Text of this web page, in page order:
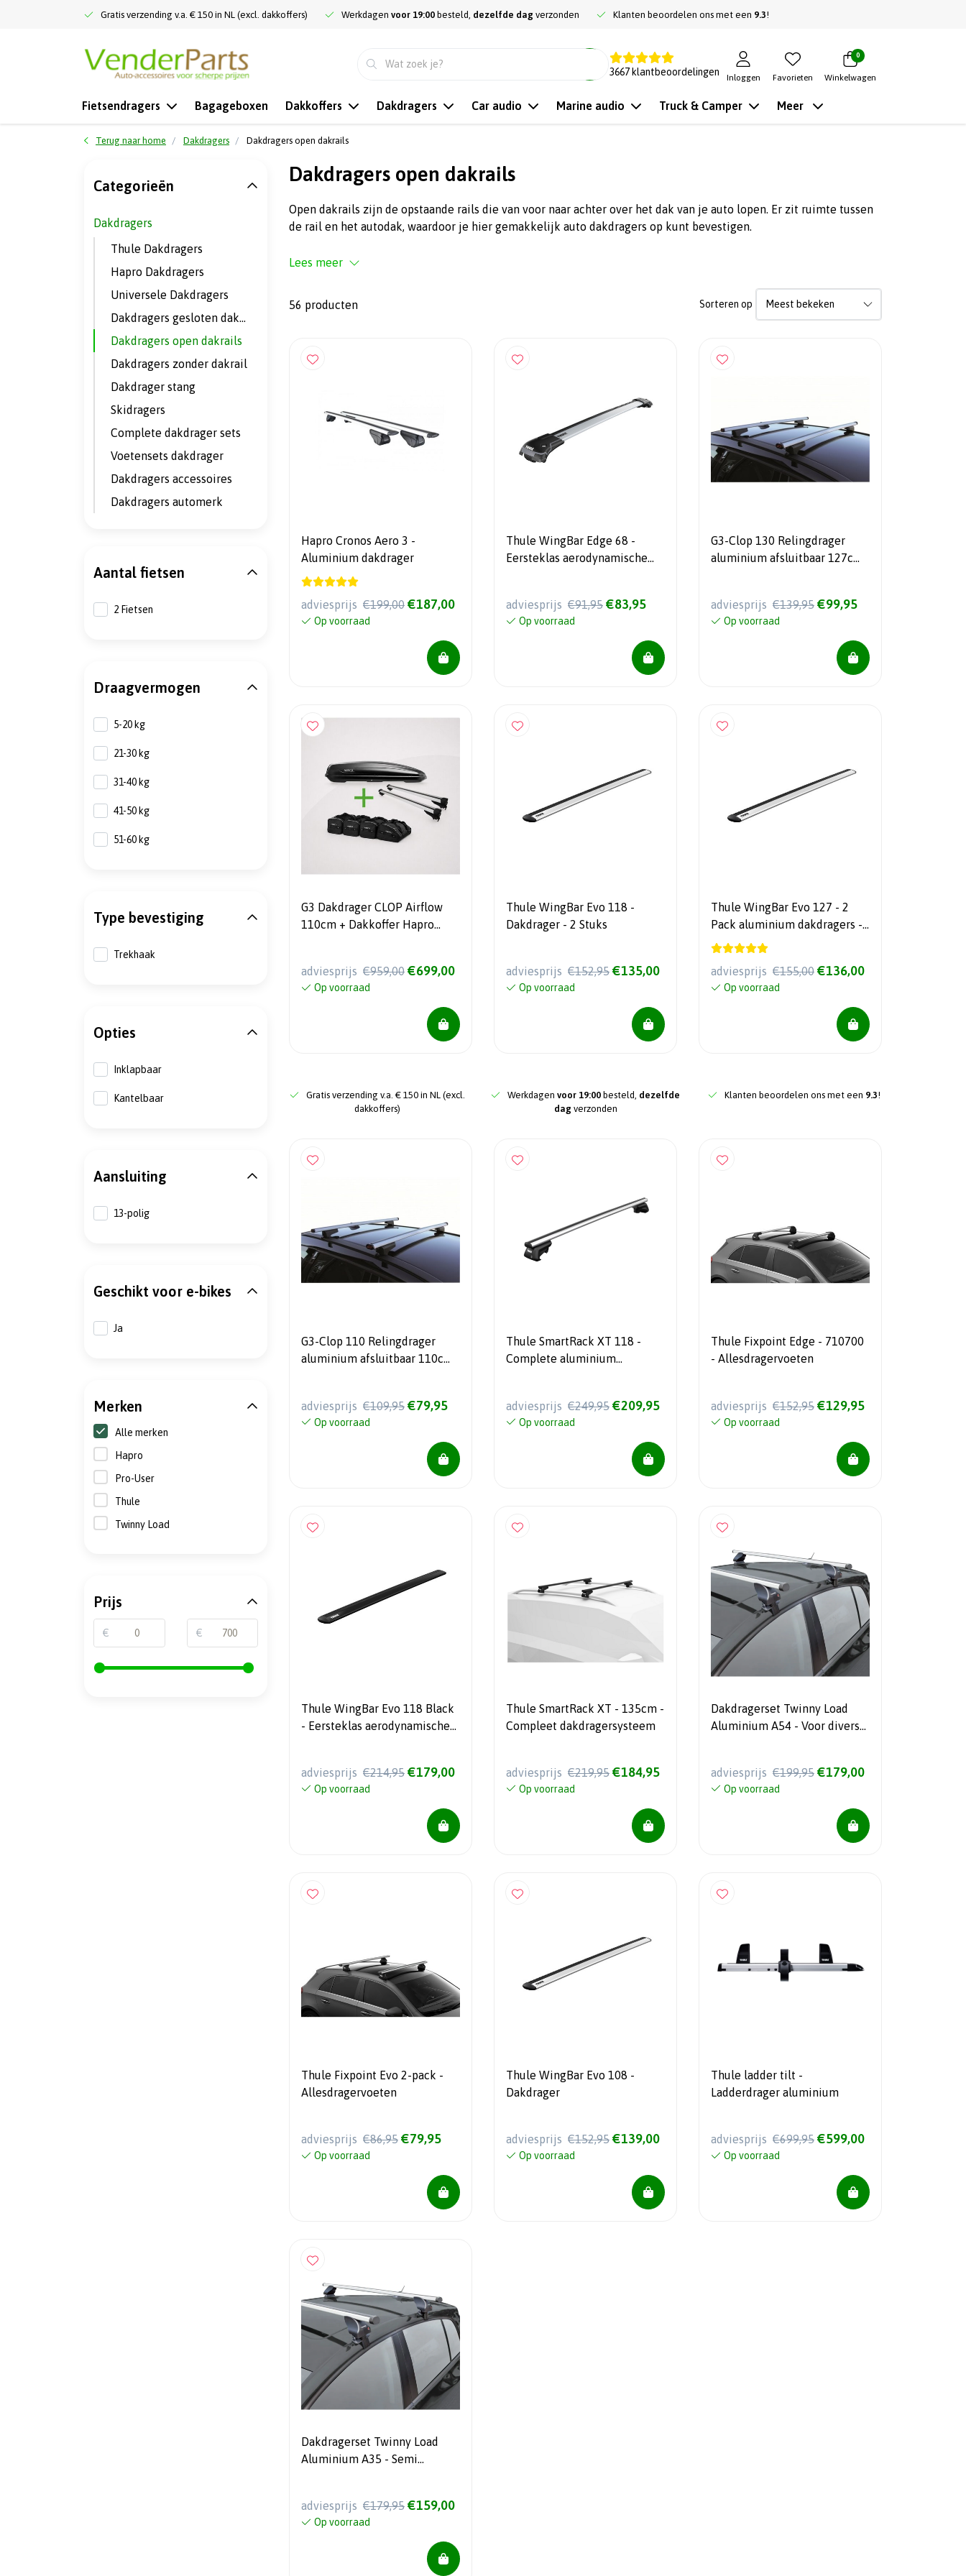
Gratis verzending v.a. € 150 in NL (excl. dakkoffers) Werkdagen voor 19:00 besteld, dezelfde dag verzonden Klanten beoordelen ons met een 9.3!
3667 klantbeoordelingen
Inloggen Favorieten
0
Winkelwagen
Fietsendragers Bagageboxen Dakkoffers Dakdragers Car audio Marine audio Truck & Camper Meer
Terug naar home Dakdragers Dakdragers open dakrails
Dakdragers open dakrails
Open dakrails zijn de opstaande rails die van voor naar achter over het dak van je auto lopen. Er zit ruimte tussen
de rail en het autodak, waardoor je hier gemakkelijk auto dakdragers op kunt bevestigen.
Lees meer
56 producten Sorteren op
Hapro Cronos Aero 3 -
Aluminium dakdrager
adviesprijs €199,00 €187,00
Op voorraad
Thule WingBar Edge 68 -
Eersteklas aerodynamische
adviesprijs €91,95 €83,95
Op voorraad
G3-Clop 130 Relingdrager
aluminium afsluitbaar 127cm
adviesprijs €139,95 €99,95
Op voorraad
G3 Dakdrager CLOP Airflow
110cm + Dakkoffer Hapro
DEAL!!
adviesprijs €959,00 €699,00
Op voorraad
Thule WingBar Evo 118 -
Dakdrager - 2 Stuks
adviesprijs €152,95 €135,00
Op voorraad
Thule WingBar Evo 127 - 2
Pack aluminium dakdragers -
711300
adviesprijs €155,00 €136,00
Op voorraad
Gratis verzending v.a. € 150 in NL (excl.
dakkoffers)
Werkdagen voor 19:00 besteld, dezelfde
dag verzonden
Klanten beoordelen ons met een 9.3!
G3-Clop 110 Relingdrager
aluminium afsluitbaar 110cm
adviesprijs €109,95 €79,95
Op voorraad
Thule SmartRack XT 118 -
Complete aluminium
adviesprijs €249,95 €209,95
Op voorraad
Thule Fixpoint Edge - 710700
- Allesdragervoeten
adviesprijs €152,95 €129,95
Op voorraad
Thule WingBar Evo 118 Black
- Eersteklas aerodynamische
adviesprijs €214,95 €179,00
Op voorraad
Thule SmartRack XT - 135cm -
Compleet dakdragersysteem
adviesprijs €219,95 €184,95
Op voorraad
Dakdragerset Twinny Load
Aluminium A54 - Voor diverse
adviesprijs €199,95 €179,00
Op voorraad
Thule Fixpoint Evo 2-pack -
Allesdragervoeten
adviesprijs €86,95 €79,95
Op voorraad
Thule WingBar Evo 108 -
Dakdrager
adviesprijs €152,95 €139,00
Op voorraad
Thule ladder tilt -
Ladderdrager aluminium
adviesprijs €699,95 €599,00
Op voorraad
Dakdragerset Twinny Load
Aluminium A35 - Semi
adviesprijs €179,95 €159,00
Op voorraad
Categorieën
Dakdragers
Thule Dakdragers
Hapro Dakdragers
Universele Dakdragers
Dakdragers gesloten dakrail
Dakdragers open dakrails
Dakdragers zonder dakrail
Dakdrager stang
Skidragers
Complete dakdrager sets
Voetensets dakdrager
Dakdragers accessoires
Dakdragers automerk
Aantal fietsen
2 Fietsen
Draagvermogen
5-20 kg
21-30 kg
31-40 kg
41-50 kg
51-60 kg
Type bevestiging
Trekhaak
Opties
Inklapbaar
Kantelbaar
Aansluiting
13-polig
Geschikt voor e-bikes
Ja
Merken
Alle merken
Hapro
Pro-User
Thule
Twinny Load
Prijs
€ €